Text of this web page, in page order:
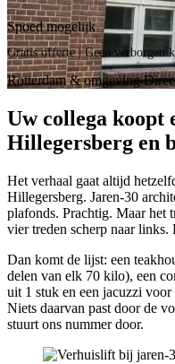
Spoed mogelijk
Gratis offerte | Geen verborgen
Rotterdam & omgeving
Uw collega koopt
Hillegersberg en
Het verhaal gaat altijd
Hillegersberg. Jaren-30
plafonds. Prachtig. Maar het
vier treden scherp naar
Dan komt de lijst: een
delen van elk 70 kilo), een
uit 1 stuk en een jacuzzi
Niets daarvan past door de
stuurt ons nummer door.